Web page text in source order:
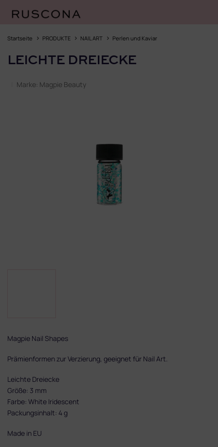
InhaltStartseite PRODUKTE NAIL ART Perlen und Kaviar
LEICHTE DREIECKE
Marke: Magpie Beauty
Magpie Nail Shapes
Prämienformen zur Verzierung, geeignet für Nail Art.
Leichte Dreiecke
Größe: 3 mm
Farbe: White Iridescent
Packungsinhalt: 4 g
Made in EU